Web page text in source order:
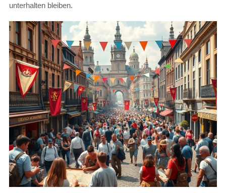
unterhalten bleiben.